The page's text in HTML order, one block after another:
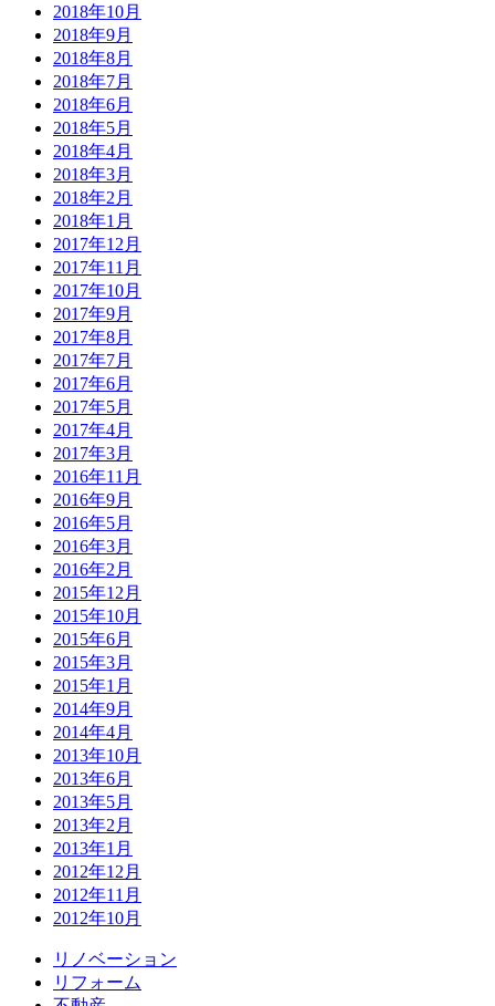
2018年10月
2018年9月
2018年8月
2018年7月
2018年6月
2018年5月
2018年4月
2018年3月
2018年2月
2018年1月
2017年12月
2017年11月
2017年10月
2017年9月
2017年8月
2017年7月
2017年6月
2017年5月
2017年4月
2017年3月
2016年11月
2016年9月
2016年5月
2016年3月
2016年2月
2015年12月
2015年10月
2015年6月
2015年3月
2015年1月
2014年9月
2014年4月
2013年10月
2013年6月
2013年5月
2013年2月
2013年1月
2012年12月
2012年11月
2012年10月
リノベーション
リフォーム